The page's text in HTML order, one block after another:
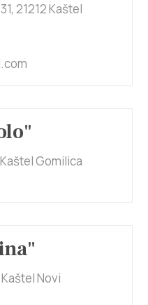
933
info.hr
30,
21212 Kaštel
Gomilica
Novi